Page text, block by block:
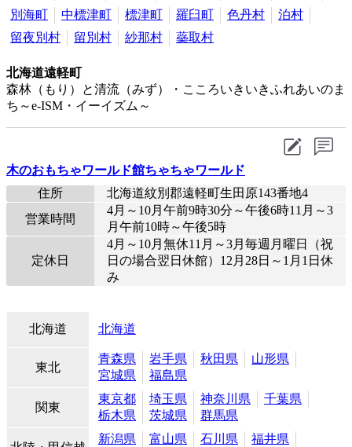
別海町
中標津町 標津町 羅臼町 色丹村
泊村
留夜別村
留別村 紗那村 蘂取村
北海道遠軽町
森林（もり）と清流（みず）・こころいきいきふれあいのま
ち～e-ISM・イーイズム～
木のおもちゃワールド館ちゃちゃワールド
住所
北海道紋別郡遠軽町生田原143番地4
営業時間
4月～10月午前9時30分～午後6時11月～3
月午前10時～午後5時
定休日
4月～10月無休11月～3月毎週月曜日（祝
日の場合翌日休館）12月28日～1月1日休
み
北海道 北海道
東北
青森県 岩手県 秋田県
山形県
宮城県
福島県
関東
東京都 埼玉県 神奈川県
千葉県
栃木県
茨城県 群馬県
新潟県 富山県 石川県 福井県